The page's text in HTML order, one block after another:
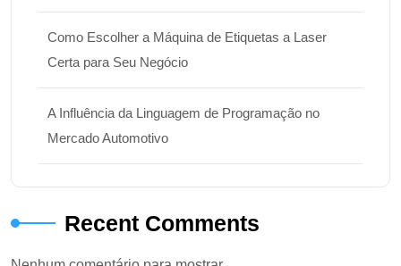
Como Escolher a Máquina de Etiquetas a Laser
Certa para Seu Negócio
A Influência da Linguagem de Programação no
Mercado Automotivo
Recent Comments